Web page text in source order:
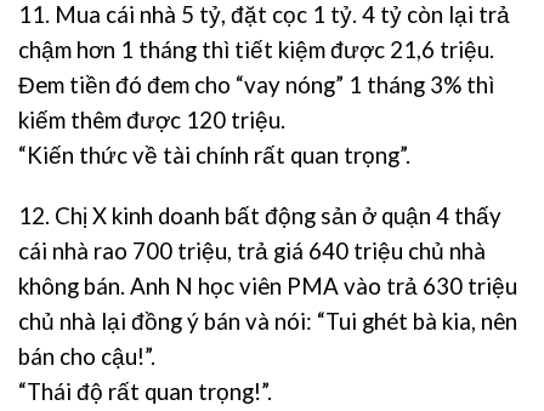
11. Mua cái nhà 5 tỷ, đặt cọc 1 tỷ. 4 tỷ còn lại trả
chậm hơn 1 tháng thì tiết kiệm được 21,6 triệu.
Đem tiền đó đem cho “vay nóng” 1 tháng 3% thì
kiếm thêm được 120 triệu.
“Kiến thức về tài chính rất quan trọng”.
12. Chị X kinh doanh bất động sản ở quận 4 thấy
cái nhà rao 700 triệu, trả giá 640 triệu chủ nhà
không bán. Anh N học viên PMA vào trả 630 triệu
chủ nhà lại đồng ý bán và nói: “Tui ghét bà kia, nên
bán cho cậu!”.
“Thái độ rất quan trọng!”.